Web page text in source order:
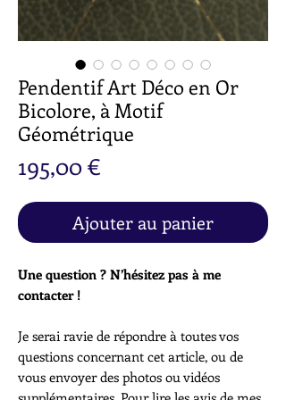
Pendentif Art Déco en Or
Bicolore, à Motif
Géométrique
195,00 €
Ajouter au panier
Une question ? N’hésitez pas à me
contacter !
Je serai ravie de répondre à toutes vos
questions concernant cet article, ou de
vous envoyer des photos ou vidéos